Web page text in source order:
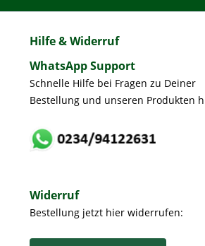
Hilfe & Widerruf
WhatsApp Support
Schnelle Hilfe bei Fragen zu Deiner
Bestellung und unseren Produkten
Widerruf
Bestellung jetzt hier widerrufen: